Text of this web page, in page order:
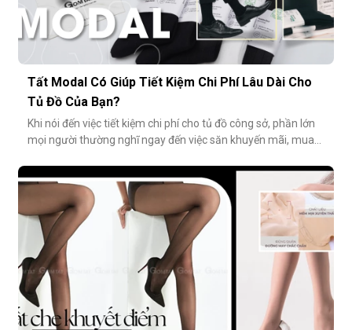
Tất Modal Có Giúp Tiết Kiệm Chi Phí Lâu Dài Cho
Tủ Đồ Của Bạn?
Khi nói đến việc tiết kiệm chi phí cho tủ đồ công sở, phần lớn
mọi người thường nghĩ ngay đến việc săn khuyến mãi, mua
cách tiết kiệm bền vững và tinh tế hơn rất nhiều: đầu tư vào
chất lượng từ những món nhỏ nhất. Cụ thể hơn, tất modal
không chỉ